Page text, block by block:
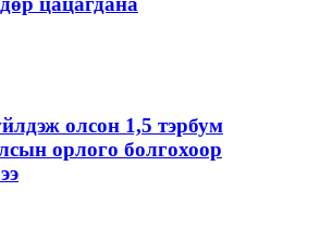
олсон 1,5 тэрбум
орлого болгохоор